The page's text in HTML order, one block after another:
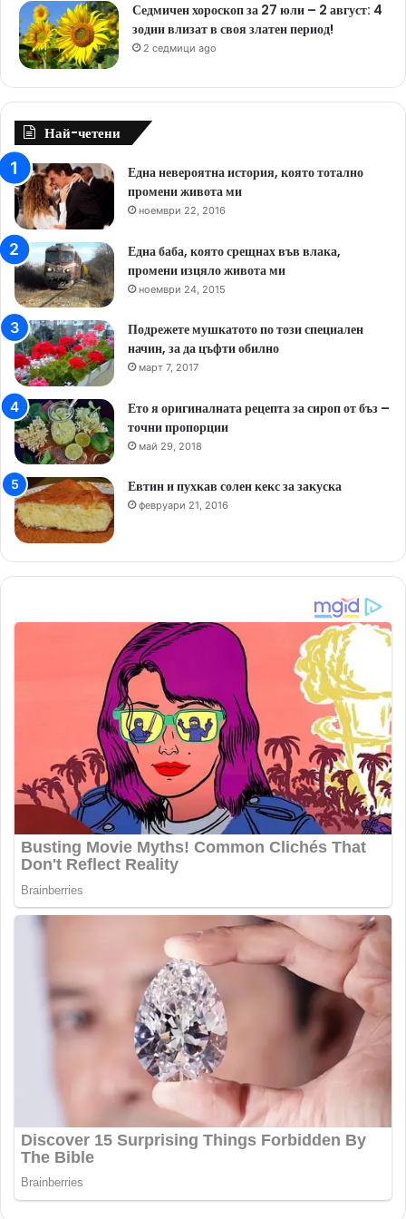
Седмичен хороскоп за 27 юли – 2 август: 4
зодии влизат в своя златен период!
2 седмици ago
Най-четени
Една невероятна история, която тотално
промени живота ми
ноември 22, 2016
Една баба, която срещнах във влака,
промени изцяло живота ми
ноември 24, 2015
Подрежете мушкатото по този специален
начин, за да цъфти обилно
март 7, 2017
Ето я оригиналната рецепта за сироп от бъз –
точни пропорции
май 29, 2018
Евтин и пухкав солен кекс за закуска
февруари 21, 2016